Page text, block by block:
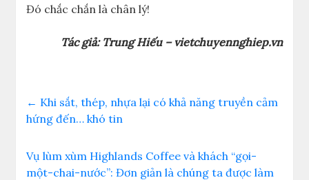
Đó chắc chắn là chân lý!
Tác giả: Trung Hiếu – vietchuyennghiep.vn
← Khi sắt, thép, nhựa lại có khả năng truyền cảm
hứng đến… khó tin
Vụ lùm xùm Highlands Coffee và khách “gọi-
một-chai-nước”: Đơn giản là chúng ta được làm